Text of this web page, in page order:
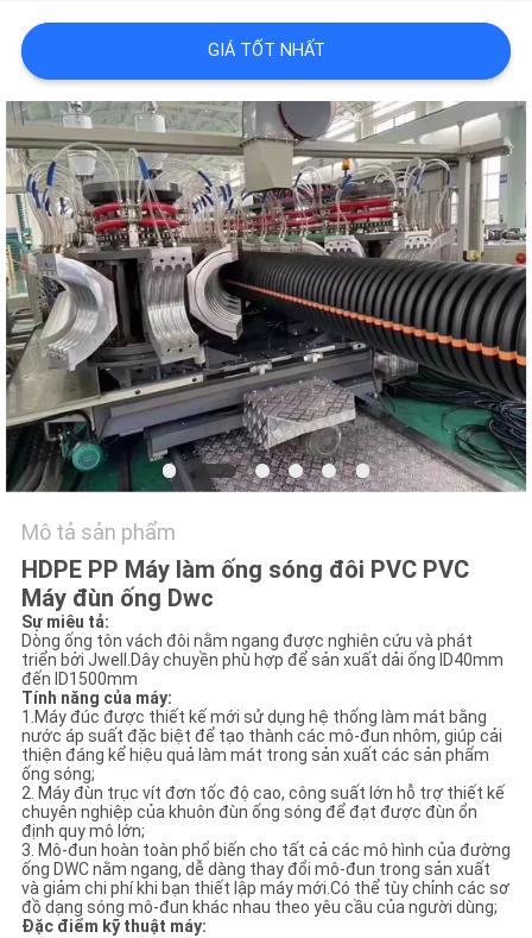
HỆ
CHÚNG
TÔI
TIN
TỨC
CÁC
TRƯỜNG
HỢP
SƠ
ĐỒ
TRANG
WEB
PRIVACY
POLICY
GIÁ TỐT NHẤT
Mô tả sản phẩm
HDPE PP Máy làm ống sóng đôi PVC PVC
Máy đùn ống Dwc
Sự miêu tả:
Dòng ống tôn vách đôi nằm ngang được nghiên cứu và phát
triển bởi Jwell.Dây chuyền phù hợp để sản xuất dải ống ID40mm
đến ID1500mm
Tính năng của máy:
1.Máy đúc được thiết kế mới sử dụng hệ thống làm mát bằng
nước áp suất đặc biệt để tạo thành các mô-đun nhôm, giúp cải
thiện đáng kể hiệu quả làm mát trong sản xuất các sản phẩm
ống sóng;
2. Máy đùn trục vít đơn tốc độ cao, công suất lớn hỗ trợ thiết kế
chuyên nghiệp của khuôn đùn ống sóng để đạt được đùn ổn
định quy mô lớn;
3. Mô-đun hoàn toàn phổ biến cho tất cả các mô hình của đường
ống DWC nằm ngang, dễ dàng thay đổi mô-đun trong sản xuất
và giảm chi phí khi bạn thiết lập máy mới.Có thể tùy chỉnh các sơ
đồ dạng sóng mô-đun khác nhau theo yêu cầu của người dùng;
Đặc điểm kỹ thuật máy: